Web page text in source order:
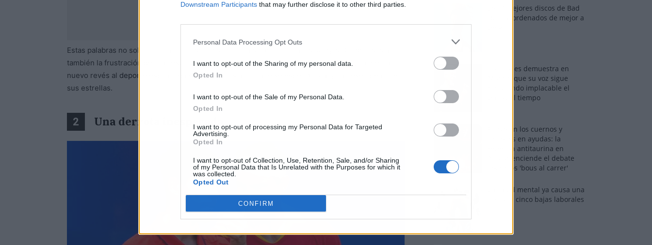
Downstream Participants that may further disclose it to other third parties.
Personal Data Processing Opt Outs
I want to opt-out of the Sharing of my personal data.
Opted In
I want to opt-out of the Sale of my Personal Data.
Opted In
I want to opt-out of processing my Personal Data for Targeted
Advertising.
Opted In
I want to opt-out of Collection, Use, Retention, Sale, and/or Sharing
of my Personal Data that Is Unrelated with the Purposes for which it
was collected.
Opted Out
CONFIRM
Estas palabras no solo reflejan el compromiso del tenista balear con los Juegos Olímpicos, sino
también la frustración por un resultado inesperado. La derrota, que nadie anticipaba, añade un
nuevo revés al deporte
español en esta cita parisina, donde se esperaba un gran desempeño de
sus estrellas.
2 Una derrota inesperada
Los 7 mejores discos de Bad
Bunny, ordenados de mejor a
Tom Jones demuestra en
Madrid que su voz sigue
desafiando implacable el
paso del tiempo
Fuego en los cuernos y
millones en ayudas: la
rebelión antitaurina en
Alfafar enciende el debate
sobre los 'bous al carrer'
La salud mental ya causa una
de cada cinco bajas laborales